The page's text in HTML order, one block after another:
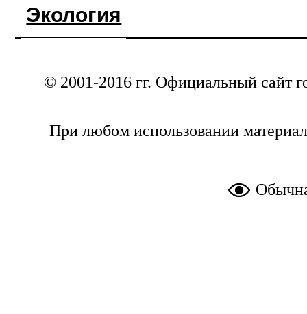
Экология
© 2001-2016 гг. Официальный сайт
При любом использовании